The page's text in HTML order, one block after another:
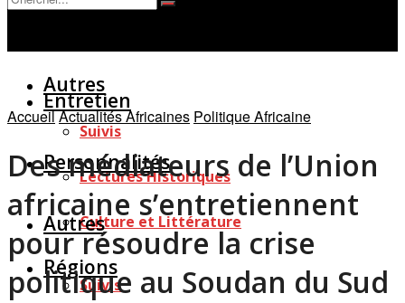
Autres
Suivis
Lectures Historiques
Culture et Littérature
Régions
Entretien
Personnalités
Autres
Suivis
AccueilActualités Africaines Politique Africaine
Des médiateurs de l’Union
africaine s’entretiennent
pour résoudre la crise
politique au Soudan du Sud